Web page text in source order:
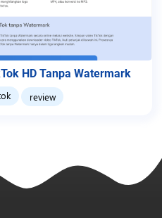
HD Tanpa Watermark
review